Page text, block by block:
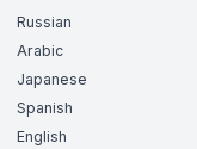
Russian
Arabic
Japanese
Spanish
English